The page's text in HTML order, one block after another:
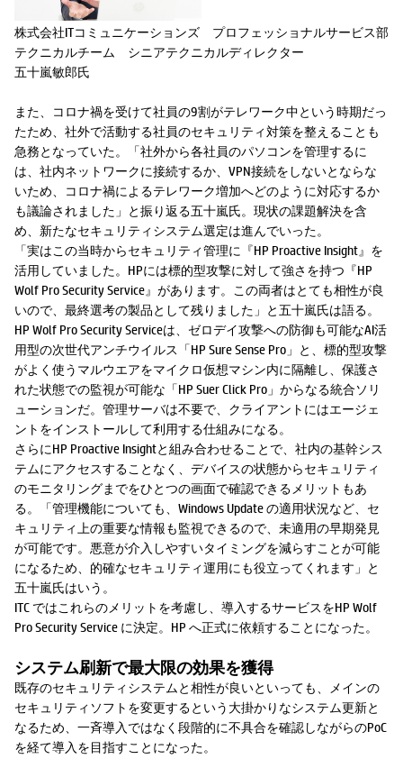
株式会社ITコミュニケーションズ プロフェッショナルサービス部
テクニカルチーム シニアテクニカルディレクター
五十嵐敏郎氏
また、コロナ禍を受けて社員の9割がテレワーク中という時期だっ
たため、社外で活動する社員のセキュリティ対策を整えることも
急務となっていた。「社外から各社員のパソコンを管理するに
は、社内ネットワークに接続するか、VPN接続をしないとならな
いため、コロナ禍によるテレワーク増加へどのように対応するか
も議論されました」と振り返る五十嵐氏。現状の課題解決を含
め、新たなセキュリティシステム選定は進んでいった。
「実はこの当時からセキュリティ管理に『HP Proactive Insight』を
活用していました。HPには標的型攻撃に対して強さを持つ『HP
Wolf Pro Security Service』があります。この両者はとても相性が良
いので、最終選考の製品として残りました」と五十嵐氏は語る。
HP Wolf Pro Security Serviceは、ゼロデイ攻撃への防御も可能なAI活
用型の次世代アンチウイルス「HP Sure Sense Pro」と、標的型攻撃
がよく使うマルウエアをマイクロ仮想マシン内に隔離し、保護さ
れた状態での監視が可能な「HP Suer Click Pro」からなる統合ソリ
ューションだ。管理サーバは不要で、クライアントにはエージェ
ントをインストールして利用する仕組みになる。
さらにHP Proactive Insightと組み合わせることで、社内の基幹シス
テムにアクセスすることなく、デバイスの状態からセキュリティ
のモニタリングまでをひとつの画面で確認できるメリットもあ
る。「管理機能についても、Windows Update の適用状況など、セ
キュリティ上の重要な情報も監視できるので、未適用の早期発見
が可能です。悪意が介入しやすいタイミングを減らすことが可能
になるため、的確なセキュリティ運用にも役立ってくれます」と
五十嵐氏はいう。
ITC ではこれらのメリットを考慮し、導入するサービスをHP Wolf
Pro Security Service に決定。HP へ正式に依頼することになった。
システム刷新で最大限の効果を獲得
既存のセキュリティシステムと相性が良いといっても、メインの
セキュリティソフトを変更するという大掛かりなシステム更新と
なるため、一斉導入ではなく段階的に不具合を確認しながらのPoC
を経て導入を目指すことになった。